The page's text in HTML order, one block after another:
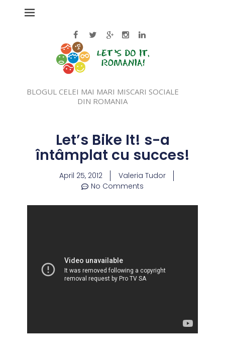
BLOGUL CELEI MAI MARI MISCARI SOCIALE
DIN ROMANIA
Let’s Bike It! s-a
întâmplat cu succes!
April 25, 2012
Valeria Tudor
No Comments